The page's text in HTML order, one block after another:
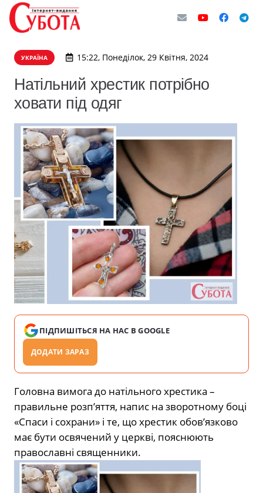
УКРАЇНА 15:22, Понеділок, 29 Квітня, 2024
Натільний хрестик потрібно
ховати під одяг
ПІДПИШІТЬСЯ НА НАС В GOOGLE
ДОДАТИ ЗАРАЗ
Головна вимога до натільного хрестика –
правильне розп’яття, напис на зворотному боці
«Спаси і сохрани» і те, що хрестик обов’язково
має бути освячений у церкві, пояснюють
православні священники.